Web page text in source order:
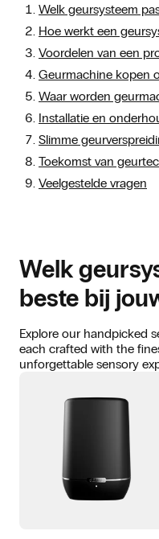
Welk geursysteem
Hoe werkt een
Voordelen van een
Geurmachine kopen
Waar worden
Installatie en
Slimme
Toekomst van
Veelgestelde vragen
Welk
beste bij
Explore our handpicked
each crafted with the
unforgettable sensory